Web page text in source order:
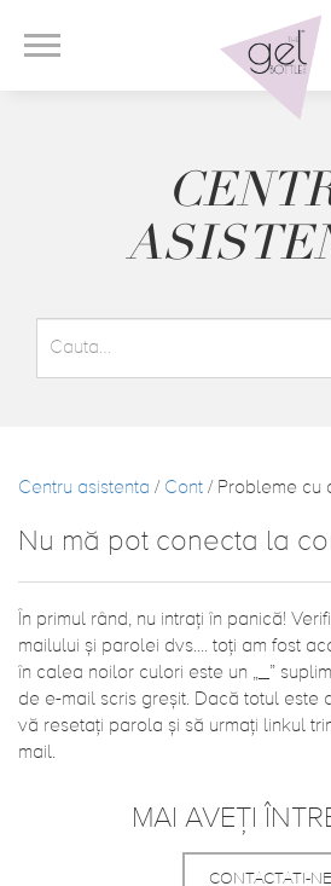
Centru asistenta / Cont / Probleme cu
Nu mă pot conecta la
În primul rând, nu intrați în panică!
mailului și parolei dvs.... toți am fost
în calea noilor culori este un „_”
de e-mail scris greșit. Dacă totul este
vă resetați parola și să urmați linkul
mail.
MAI AVEȚI
CONTACTATI-NE